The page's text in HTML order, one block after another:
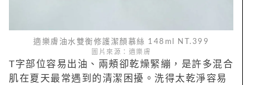
適樂膚油水雙衡修護潔顏慕絲 148ml NT.399
圖片來源：適樂膚
T字部位容易出油、兩頰卻乾燥緊繃，是許多混合
肌在夏天最常遇到的清潔困擾。洗得太乾淨容易